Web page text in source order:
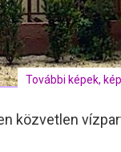
További képek,
közvetlen